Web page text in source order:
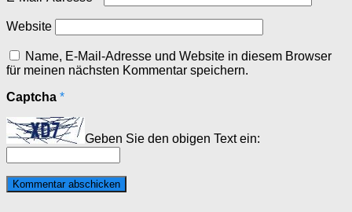
Website
Name, E-Mail-Adresse und Website in diesem Browser
für meinen nächsten Kommentar speichern.
Captcha *
Geben Sie den obigen Text ein: